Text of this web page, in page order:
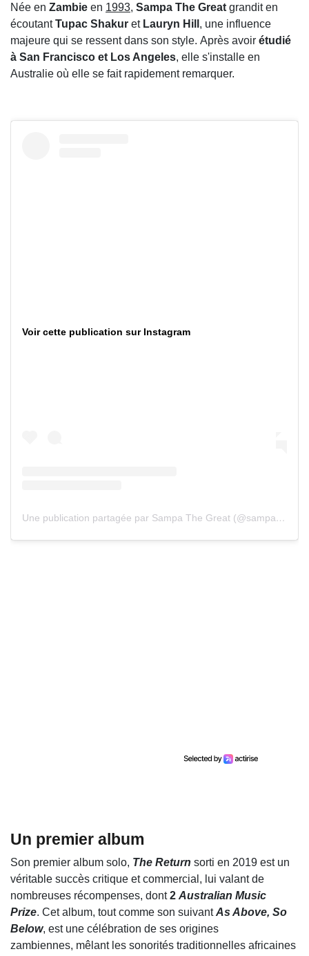
Née en Zambie en 1993, Sampa The Great grandit en
écoutantTupac Shakur etLauryn Hill , une influence
majeure qui se ressent dans son style. Après avoir étudié
à San Francisco et Los Angeles, elle s'installe en
Australie où elle se fait rapidement remarquer.
Voir cette publication sur Instagram
Une publication partagée par Sampa The Great (@sampa_the_great)
Un premier album
Son premier album solo, The Return sorti en 2019 est un
véritable succès critique et commercial, lui valant de
nombreuses récompenses, dont2 Australian Music
Prize. Cet album, tout comme son suivantAs Above, So
Below, est une célébration de ses origines
zambiennes, mêlant les sonorités traditionnelles africaines